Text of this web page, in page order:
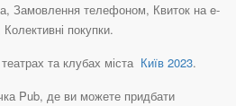
Замовлення телефоном, Квиток на e-
покупки.
та клубах міста Київ 2023.
Pub, де ви можете придбати